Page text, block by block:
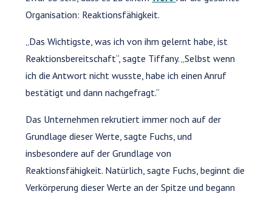
Organisation: Reaktionsfähigkeit.
„Das Wichtigste, was ich von ihm gelernt habe, ist
Reaktionsbereitschaft“, sagte Tiffany. „Selbst wenn
ich die Antwort nicht wusste, habe ich einen Anruf
bestätigt und dann nachgefragt.“
Das Unternehmen rekrutiert immer noch auf der
Grundlage dieser Werte, sagte Fuchs, und
insbesondere auf der Grundlage von
Reaktionsfähigkeit. Natürlich, sagte Fuchs, beginnt die
Verkörperung dieser Werte an der Spitze und begann